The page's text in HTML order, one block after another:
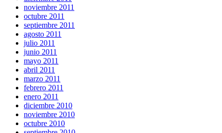
noviembre 2011
octubre 2011
septiembre 2011
agosto 2011
julio 2011
junio 2011
mayo 2011
abril 2011
marzo 2011
febrero 2011
enero 2011
diciembre 2010
noviembre 2010
octubre 2010